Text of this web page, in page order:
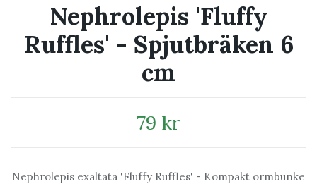
Nephrolepis 'Fluffy
Ruffles' - Spjutbräken 6
cm
79 kr
Nephrolepis exaltata 'Fluffy Ruffles' - Kompakt ormbunke